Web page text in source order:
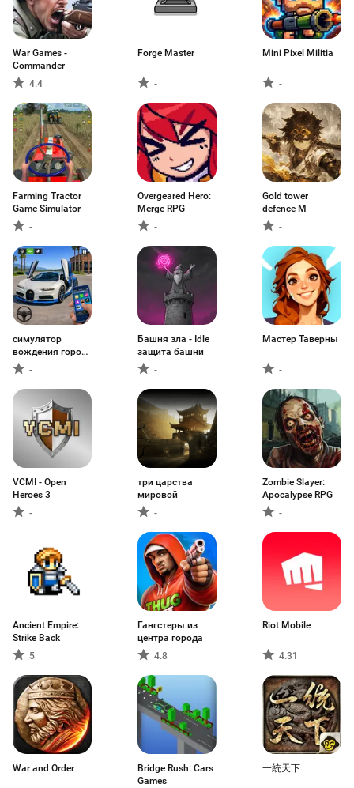
War Games -
Commander
4.4
Forge Master
-
Mini Pixel Militia
-
Farming Tractor
Game Simulator
-
Overgeared Hero:
Merge RPG
-
Gold tower
defence M
-
симулятор
вождения городу
3D -
Башня зла - Idle
защита башни
-
Мастер Таверны
-
VCMI - Open
Heroes 3
-
три царства
мировой
-
Zombie Slayer:
Apocalypse RPG
-
Ancient Empire:
Strike Back
5
Гангстеры из
центра города
4.8
Riot Mobile
4.31
War and Order
Bridge Rush: Cars
Games
一統天下